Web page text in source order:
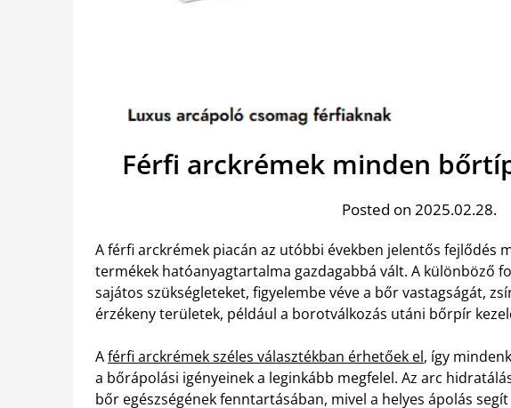
Férfi arckrémek minden
Posted on 2025.02.28.
A férfi arckrémek piacán az utóbbi években jelentős fejlődés
termékek hatóanyagtartalma gazdagabbá vált. A különböző
sajátos szükségleteket, figyelembe véve a bőr vastagságát,
érzékeny területek, például a borotválkozás utáni bőrpír
Aférfi arckrémek széles választékban érhetőek el, így
a bőrápolási igényeinek a leginkább megfelel. Az arc
bőr egészségének fenntartásában, mivel a helyes ápolás